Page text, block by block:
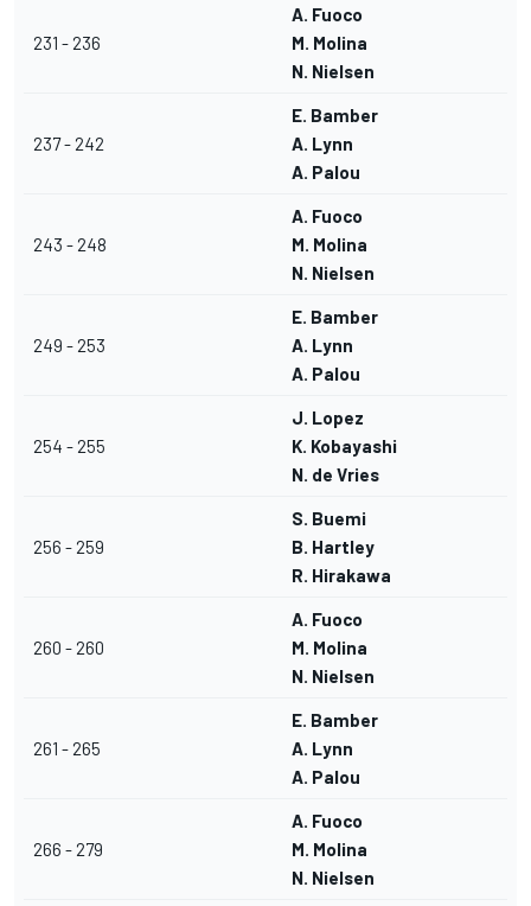
231 - 236
A. Fuoco
M. Molina
N. Nielsen
237 - 242
E. Bamber
A. Lynn
A. Palou
243 - 248
A. Fuoco
M. Molina
N. Nielsen
249 - 253
E. Bamber
A. Lynn
A. Palou
254 - 255
J. Lopez
K. Kobayashi
N. de Vries
256 - 259
S. Buemi
B. Hartley
R. Hirakawa
260 - 260
A. Fuoco
M. Molina
N. Nielsen
261 - 265
E. Bamber
A. Lynn
A. Palou
266 - 279
A. Fuoco
M. Molina
N. Nielsen